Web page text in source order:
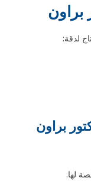
لدقة:
براون
لها.